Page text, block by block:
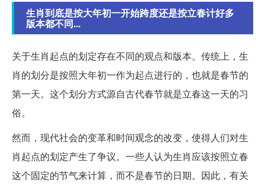
生肖到底是按大年初一开始跨度还是按立春计好多
版本都不同...
关于生肖起点的划定存在不同的观点和版本。传统上，生
肖的划分是按照大年初一作为起点进行的，也就是春节的
第一天。这个划分方式源自古代春节就是立春这一天的习
俗。
然而，现代社会的变革和时间观念的改变，使得人们对生
肖起点的划定产生了争议。一些人认为生肖应该按照立春
这个固定的节气来计算，而不是春节的日期。因此，有关